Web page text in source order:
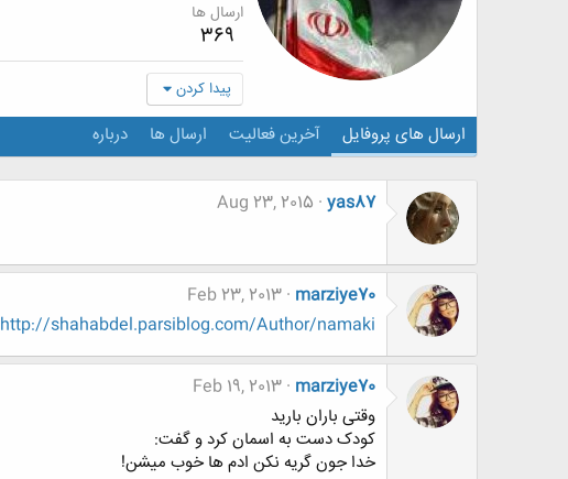
ارسال ها
369
پیدا کردن
ارسال های پروفایل آخرین فعالیت ارسال ها درباره
yas87
Aug 23, 2015
marziye70
Feb 23, 2013
http://shahabdel.parsiblog.com/Author/namaki
marziye70
Feb 19, 2013
وقتی باران بارید
کودک دست به اسمان کرد و گفت:
خدا جون گریه نکن ادم ها خوب میشن!